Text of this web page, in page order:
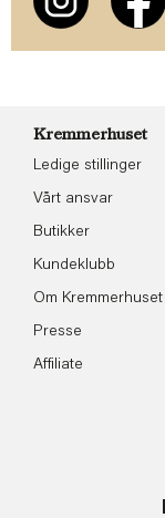
Kremmerhuset
Ledige stillinger
Vårt ansvar
Butikker
Kundeklubb
Om Kremmerhuset
Presse
Affiliate